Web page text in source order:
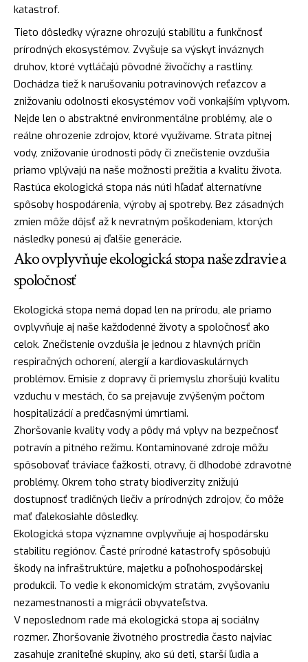
katastrof.
Tieto dôsledky výrazne ohrozujú stabilitu a funkčnosť
prírodných ekosystémov. Zvyšuje sa výskyt inváznych
druhov, ktoré vytláčajú pôvodné živočíchy a rastliny.
Dochádza tiež k narušovaniu potravinových reťazcov a
znižovaniu odolnosti ekosystémov voči vonkajším vplyvom.
Nejde len o abstraktné environmentálne problémy, ale o
reálne ohrozenie zdrojov, ktoré využívame. Strata pitnej
vody, znižovanie úrodnosti pôdy či znečistenie ovzdušia
priamo vplývajú na naše možnosti prežitia a kvalitu života.
Rastúca ekologická stopa nás núti hľadať alternatívne
spôsoby hospodárenia, výroby aj spotreby. Bez zásadných
zmien môže dôjsť až k nevratným poškodeniam, ktorých
následky ponesú aj ďalšie generácie.
Ako ovplyvňuje ekologická stopa naše zdravie a
spoločnosť
Ekologická stopa nemá dopad len na prírodu, ale priamo
ovplyvňuje aj naše každodenné životy a spoločnosť ako
celok. Znečistenie ovzdušia je jednou z hlavných príčin
respiračných ochorení, alergií a kardiovaskulárnych
problémov. Emisie z dopravy či priemyslu zhoršujú kvalitu
vzduchu v mestách, čo sa prejavuje zvýšeným počtom
hospitalizácií a predčasnými úmrtiami.
Zhoršovanie kvality vody a pôdy má vplyv na bezpečnosť
potravín a pitného režimu. Kontaminované zdroje môžu
spôsobovať tráviace ťažkosti, otravy, či dlhodobé zdravotné
problémy. Okrem toho straty biodiverzity znižujú
dostupnosť tradičných liečiv a prírodných zdrojov, čo môže
mať ďalekosiahle dôsledky.
Ekologická stopa významne ovplyvňuje aj hospodársku
stabilitu regiónov. Časté prírodné katastrofy spôsobujú
škody na infraštruktúre, majetku a poľnohospodárskej
produkcii. To vedie k ekonomickým stratám, zvyšovaniu
nezamestnanosti a migrácii obyvateľstva.
V neposlednom rade má ekologická stopa aj sociálny
rozmer. Zhoršovanie životného prostredia často najviac
zasahuje zraniteľné skupiny, ako sú deti, starší ľudia a